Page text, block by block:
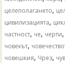
целеполагането,
цивилизацията,
частност, че, черти,
човекът,
човешкия, Чрез,